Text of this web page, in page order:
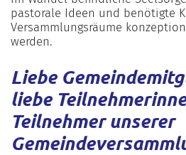
pastorale Ideen und benötigte
Versammlungsräume
werden.
Liebe
liebe
Teilnehmer unserer